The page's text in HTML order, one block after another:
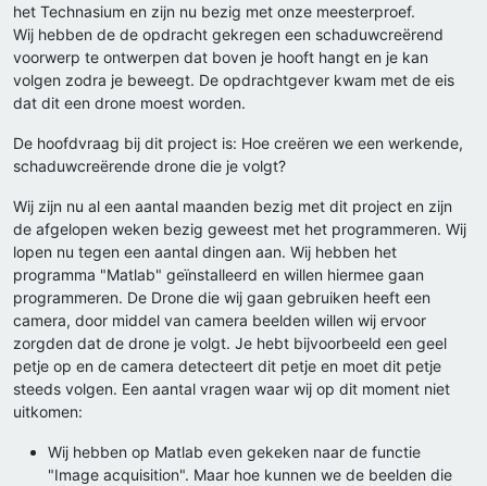
het Technasium en zijn nu bezig met onze meesterproef.
Wij hebben de de opdracht gekregen een schaduwcreërend
voorwerp te ontwerpen dat boven je hooft hangt en je kan
volgen zodra je beweegt. De opdrachtgever kwam met de eis
dat dit een drone moest worden.
De hoofdvraag bij dit project is: Hoe creëren we een werkende,
schaduwcreërende drone die je volgt?
Wij zijn nu al een aantal maanden bezig met dit project en zijn
de afgelopen weken bezig geweest met het programmeren. Wij
lopen nu tegen een aantal dingen aan. Wij hebben het
programma "Matlab" geïnstalleerd en willen hiermee gaan
programmeren. De Drone die wij gaan gebruiken heeft een
camera, door middel van camera beelden willen wij ervoor
zorgden dat de drone je volgt. Je hebt bijvoorbeeld een geel
petje op en de camera detecteert dit petje en moet dit petje
steeds volgen. Een aantal vragen waar wij op dit moment niet
uitkomen:
Wij hebben op Matlab even gekeken naar de functie
"Image acquisition". Maar hoe kunnen we de beelden die